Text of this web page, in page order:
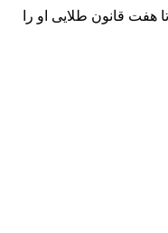
هفت قانون طلایی او را